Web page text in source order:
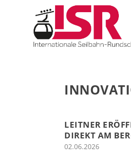
LEITNER
DIREKT AM
02.06.2026